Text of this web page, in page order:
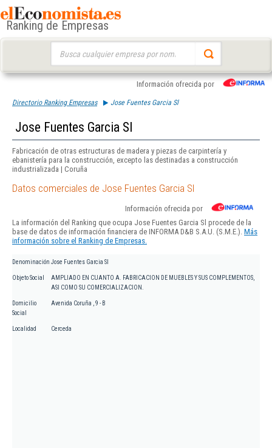
Ranking de Empresas
Información ofrecida por
Directorio Ranking Empresas Jose Fuentes Garcia Sl
Jose Fuentes Garcia Sl
Fabricación de otras estructuras de madera y piezas de carpintería y
ebanistería para la construcción, excepto las destinadas a construcción
industrializada | Coruña
Datos comerciales de Jose Fuentes Garcia Sl
Información ofrecida por
La información del Ranking que ocupa Jose Fuentes Garcia Sl procede de la
base de datos de información financiera de INFORMA D&B S.A.U. (S.M.E.). Más
información sobre el Ranking de Empresas.
Denominación Jose Fuentes Garcia Sl
Objeto Social
AMPLIADO EN CUANTO A. FABRICACION DE MUEBLES Y SUS COMPLEMENTOS,
ASI COMO SU COMERCIALIZACION.
Domicilio
Social
Avenida Coruña , 9 - B
Localidad Cerceda